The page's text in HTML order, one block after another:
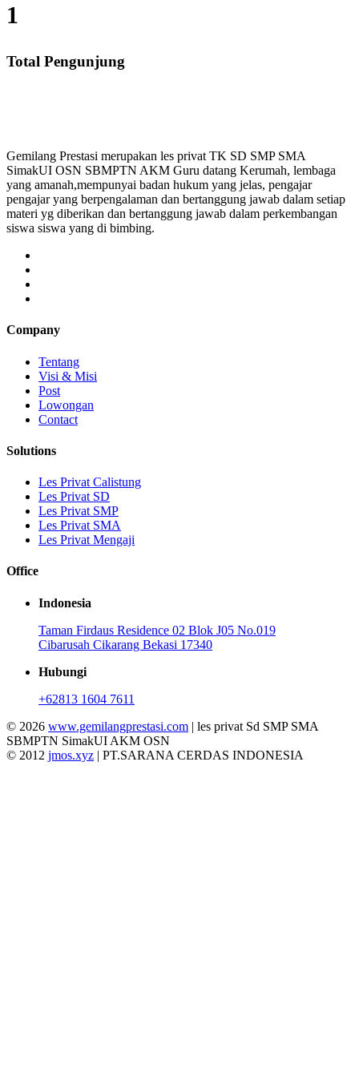
1
Total Pengunjung
Gemilang Prestasi merupakan les privat TK SD SMP SMA
SimakUI OSN SBMPTN AKM Guru datang Kerumah, lembaga
yang amanah,mempunyai badan hukum yang jelas, pengajar
pengajar yang berpengalaman dan bertanggung jawab dalam setiap
materi yg diberikan dan bertanggung jawab dalam perkembangan
siswa siswa yang di bimbing.
Company
Tentang
Visi & Misi
Post
Lowongan
Contact
Solutions
Les Privat Calistung
Les Privat SD
Les Privat SMP
Les Privat SMA
Les Privat Mengaji
Office
Indonesia
Taman Firdaus Residence 02 Blok J05 No.019
Cibarusah Cikarang Bekasi 17340
Hubungi
+62813 1604 7611
© 2026 www.gemilangprestasi.com | les privat Sd SMP SMA
SBMPTN SimakUI AKM OSN
© 2012 jmos.xyz | PT.SARANA CERDAS INDONESIA